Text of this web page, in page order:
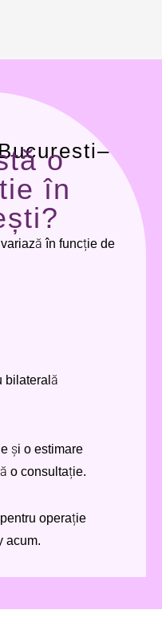
o
în
în funcție de
bilaterală
și o estimare
o consultație.
pentru operație
acum.